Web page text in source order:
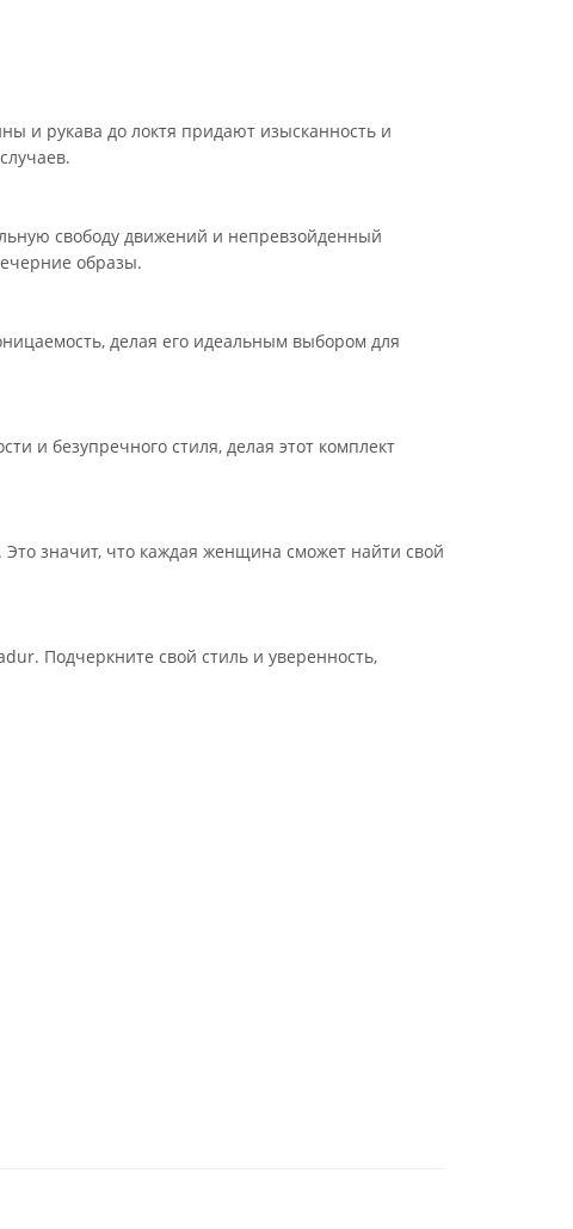
и рукава до локтя придают изысканность и
свободу движений и непревзойденный
образы.
делая его идеальным выбором для
и безупречного стиля, делая этот комплект
значит, что каждая женщина сможет найти свой
Подчеркните свой стиль и уверенность,